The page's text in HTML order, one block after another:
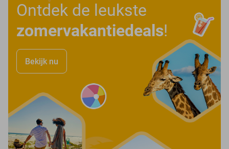
Ontdek de leukste
zomervakantiedeals!
Bekijk nu